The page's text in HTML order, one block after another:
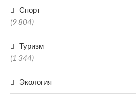
Спорт
(9 804)
Туризм
(1 344)
Экология